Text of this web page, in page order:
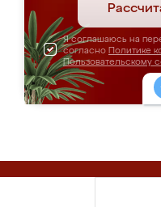
Я соглашаюсь на
согласно Политике
Пользовательскому